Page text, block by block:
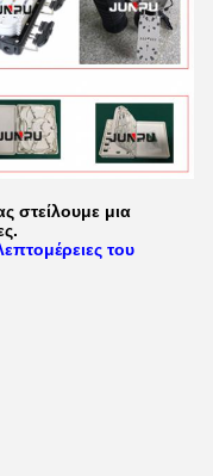
στείλουμε μια
του